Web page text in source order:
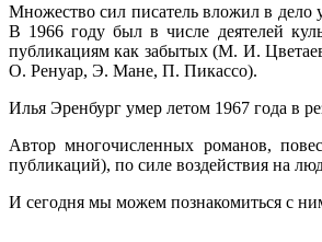
Множество сил писатель вложил в дело
В 1966 году был в числе деятелей
публикациям как забытых (М. И.
О. Ренуар, Э. Мане, П. Пикассо).
Илья Эренбург умер летом 1967 года в
Автор многочисленных романов,
публикаций), по силе воздействия на
И сегодня мы можем познакомиться с